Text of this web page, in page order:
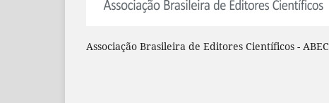
Associação Brasileira de Editores Científicos - ABEC